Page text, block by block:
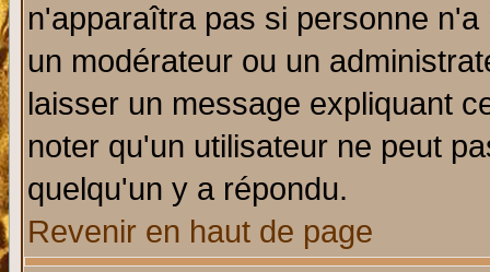
n'apparaîtra pas si personne
un modérateur ou un
laisser un message expliquant
noter qu'un utilisateur ne peut
quelqu'un y a répondu.
Revenir en haut de page